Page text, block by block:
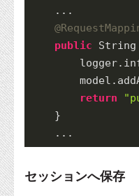
    ...
public
String
        logger.
        model.
return
    }
    ...
セッションへ保存